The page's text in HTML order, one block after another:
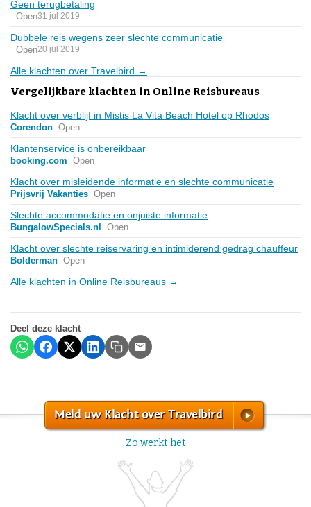
Geen terugbetaling
Open31 jul 2019
Dubbele reis wegens zeer slechte communicatie
Open20 jul 2019
Alle klachten over Travelbird →
Vergelijkbare klachten in Online Reisbureaus
Klacht over verblijf in Mistis La Vita Beach Hotel op Rhodos
Corendon Open
Klantenservice is onbereikbaar
booking.com Open
Klacht over misleidende informatie en slechte communicatie
Prijsvrij Vakanties Open
Slechte accommodatie en onjuiste informatie
BungalowSpecials.nl Open
Klacht over slechte reiservaring en intimiderend gedrag chauffeur
Bolderman Open
Alle klachten in Online Reisbureaus →
Deel deze klacht
Meld uw Klacht over Travelbird
Zo werkt het